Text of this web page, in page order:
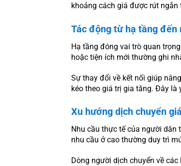
khoảng cách giá được rút
Tác động từ hạ tầng đến
Hạ tầng đóng vai trò quan
hoặc tiện ích mới thường ghi
Sự thay đổi về kết nối giúp
kéo theo giá trị gia tăng. Đây
Xu hướng dịch chuyển
Nhu cầu thực tế của người
nhu cầu ở cao thường duy trì
Dòng người dịch chuyển về